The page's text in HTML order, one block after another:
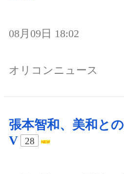
08月09日 18:02
オリコンニュース
張本智和、美和と
V
28